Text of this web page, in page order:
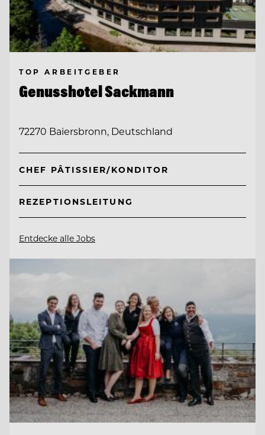
TOP ARBEITGEBER
Genusshotel Sackmann
72270 Baiersbronn, Deutschland
CHEF PÂTISSIER/KONDITOR
REZEPTIONSLEITUNG
Entdecke alle Jobs